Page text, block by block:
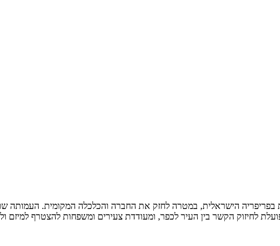
הישראלית, במטרה לחזק את החברה והכלכלה המקומית. העמותה
לחיזוק הקשר בין העיר לכפר, ומעודדת צעירים ומשפחות להצטרף למיזם